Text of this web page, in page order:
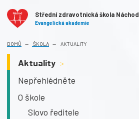
Střední zdravotnická škola Náchod
Evangelická akademie
DOMŮ ŠKOLA AKTUALITY
Aktuality >
Nepřehlédněte
O škole
Slovo ředitele